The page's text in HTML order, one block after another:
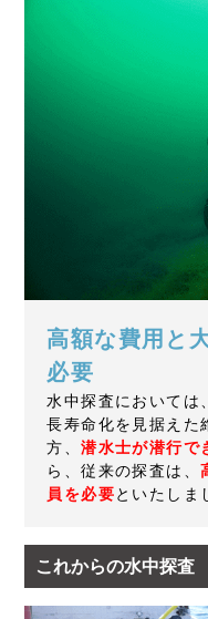
高額な費用と
必要
水中探査においては
長寿命化を見据えた
方、潜水士が潜行で
ら、従来の探査は、
員を必要といたしま
これからの水中探査